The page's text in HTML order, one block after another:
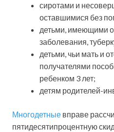
сиротами и
оставшимися без
детьми, имеющими
заболевания,
детьми, чьи мать и
получателями
ребенком 3 лет;
детям родителей-
Многодетные вправе
пятидесятипроцентную